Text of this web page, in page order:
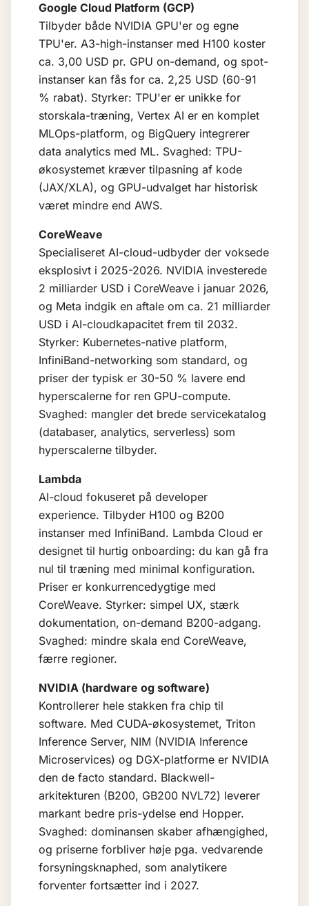
Google Cloud Platform (GCP)
Tilbyder både NVIDIA GPU'er og egne
TPU'er. A3-high-instanser med H100 koster
ca. 3,00 USD pr. GPU on-demand, og spot-
instanser kan fås for ca. 2,25 USD (60-91
% rabat). Styrker: TPU'er er unikke for
storskala-træning, Vertex AI er en komplet
MLOps-platform, og BigQuery integrerer
data analytics med ML. Svaghed: TPU-
økosystemet kræver tilpasning af kode
(JAX/XLA), og GPU-udvalget har historisk
været mindre end AWS.
CoreWeave
Specialiseret AI-cloud-udbyder der voksede
eksplosivt i 2025-2026. NVIDIA investerede
2 milliarder USD i CoreWeave i januar 2026,
og Meta indgik en aftale om ca. 21 milliarder
USD i AI-cloudkapacitet frem til 2032.
Styrker: Kubernetes-native platform,
InfiniBand-networking som standard, og
priser der typisk er 30-50 % lavere end
hyperscalerne for ren GPU-compute.
Svaghed: mangler det brede servicekatalog
(databaser, analytics, serverless) som
hyperscalerne tilbyder.
Lambda
AI-cloud fokuseret på developer
experience. Tilbyder H100 og B200
instanser med InfiniBand. Lambda Cloud er
designet til hurtig onboarding: du kan gå fra
nul til træning med minimal konfiguration.
Priser er konkurrencedygtige med
CoreWeave. Styrker: simpel UX, stærk
dokumentation, on-demand B200-adgang.
Svaghed: mindre skala end CoreWeave,
færre regioner.
NVIDIA (hardware og software)
Kontrollerer hele stakken fra chip til
software. Med CUDA-økosystemet, Triton
Inference Server, NIM (NVIDIA Inference
Microservices) og DGX-platforme er NVIDIA
den de facto standard. Blackwell-
arkitekturen (B200, GB200 NVL72) leverer
markant bedre pris-ydelse end Hopper.
Svaghed: dominansen skaber afhængighed,
og priserne forbliver høje pga. vedvarende
forsyningsknaphed, som analytikere
forventer fortsætter ind i 2027.